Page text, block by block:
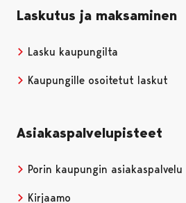
Laskutus ja maksaminen
Lasku kaupungilta
Kaupungille osoitetut laskut
Asiakaspalvelupisteet
Porin kaupungin asiakaspalvelu
Kirjaamo